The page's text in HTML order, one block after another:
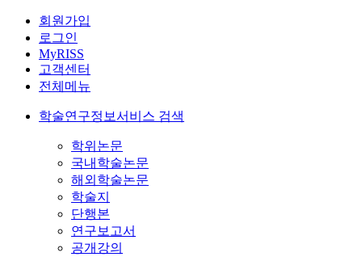
회원가입
로그인
MyRISS
고객센터
전체메뉴
학술연구정보서비스 검색
학위논문
국내학술논문
해외학술논문
학술지
단행본
연구보고서
공개강의